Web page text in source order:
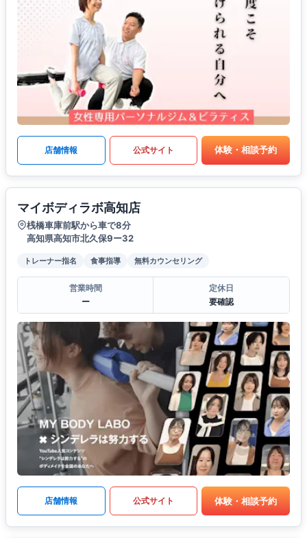
店舗情報 公式サイト 体験・相談予約
マイボディラボ高知店
桟橋車庫前駅から車で8分
高知県高知市北久保9ー32
トレーナー指名 食事指導 無料カウンセリング
営業時間
ー
定休日
要確認
店舗情報 公式サイト 体験・相談予約